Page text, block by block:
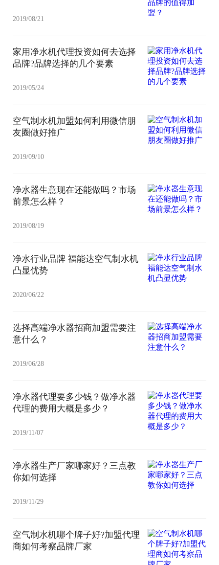
2019/08/21
家用净水机代理投资如何去选择
品牌?品牌选择的几个要素
2019/05/24
空气制水机加盟如何利用微信朋
友圈做好推广
2019/09/10
净水器生意现在还能做吗？市场
前景怎么样？
2019/08/19
净水行业品牌 福能达空气制水机
凸显优势
2020/06/22
选择高端净水器招商加盟需要注
意什么？
2019/06/28
净水器代理要多少钱？做净水器
代理的费用大概是多少？
2019/11/07
净水器生产厂家哪家好？三点教
你如何选择
2019/11/29
空气制水机哪个牌子好?加盟代理
商如何考察品牌厂家